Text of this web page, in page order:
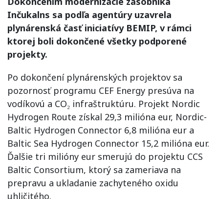
Inčukalns sa podľa agentúry uzavrela
plynárenská časť iniciatívy BEMIP, v rámci
ktorej boli dokončené všetky podporené
projekty.
Po dokončení plynárenských projektov sa
pozornosť programu CEF Energy presúva na
vodíkovú a CO₂ infraštruktúru. Projekt Nordic
Hydrogen Route získal 29,3 milióna eur, Nordic-
Baltic Hydrogen Connector 6,8 milióna eur a
Baltic Sea Hydrogen Connector 15,2 milióna eur.
Ďalšie tri milióny eur smerujú do projektu CCS
Baltic Consortium, ktorý sa zameriava na
prepravu a ukladanie zachyteného oxidu
uhličitého.